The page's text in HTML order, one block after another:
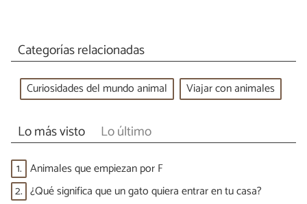
Categorías relacionadas
Curiosidades del mundo animal Viajar con animales
Lo más visto Lo último
1. Animales que empiezan por F
2. ¿Qué significa que un gato quiera entrar en tu casa?